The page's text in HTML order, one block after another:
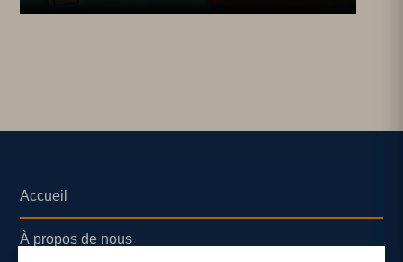
Accueil
À propos de nous